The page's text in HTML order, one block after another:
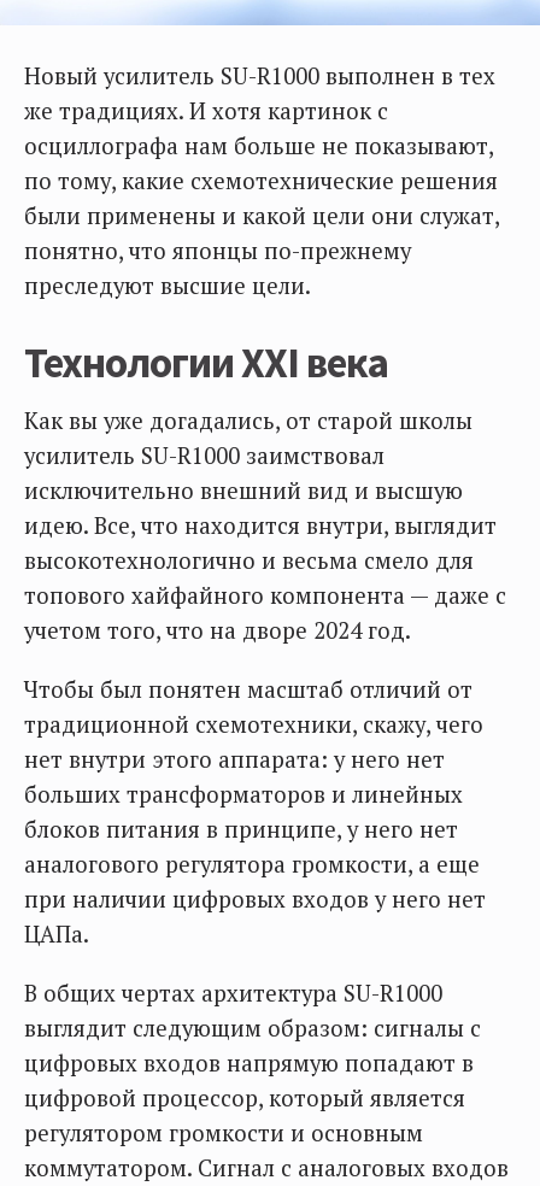
Новый усилитель SU-R1000 выполнен в тех
же традициях. И хотя картинок с
осциллографа нам больше не показывают,
по тому, какие схемотехнические решения
были применены и какой цели они служат,
понятно, что японцы по-прежнему
преследуют высшие цели.
Технологии XXI века
Как вы уже догадались, от старой школы
усилитель SU-R1000 заимствовал
исключительно внешний вид и высшую
идею. Все, что находится внутри, выглядит
высокотехнологично и весьма смело для
топового хайфайного компонента — даже с
учетом того, что на дворе 2024 год.
Чтобы был понятен масштаб отличий от
традиционной схемотехники, скажу, чего
нет внутри этого аппарата: у него нет
больших трансформаторов и линейных
блоков питания в принципе, у него нет
аналогового регулятора громкости, а еще
при наличии цифровых входов у него нет
ЦАПа.
В общих чертах архитектура SU-R1000
выглядит следующим образом: сигналы с
цифровых входов напрямую попадают в
цифровой процессор, который является
регулятором громкости и основным
коммутатором. Сигнал с аналоговых входов